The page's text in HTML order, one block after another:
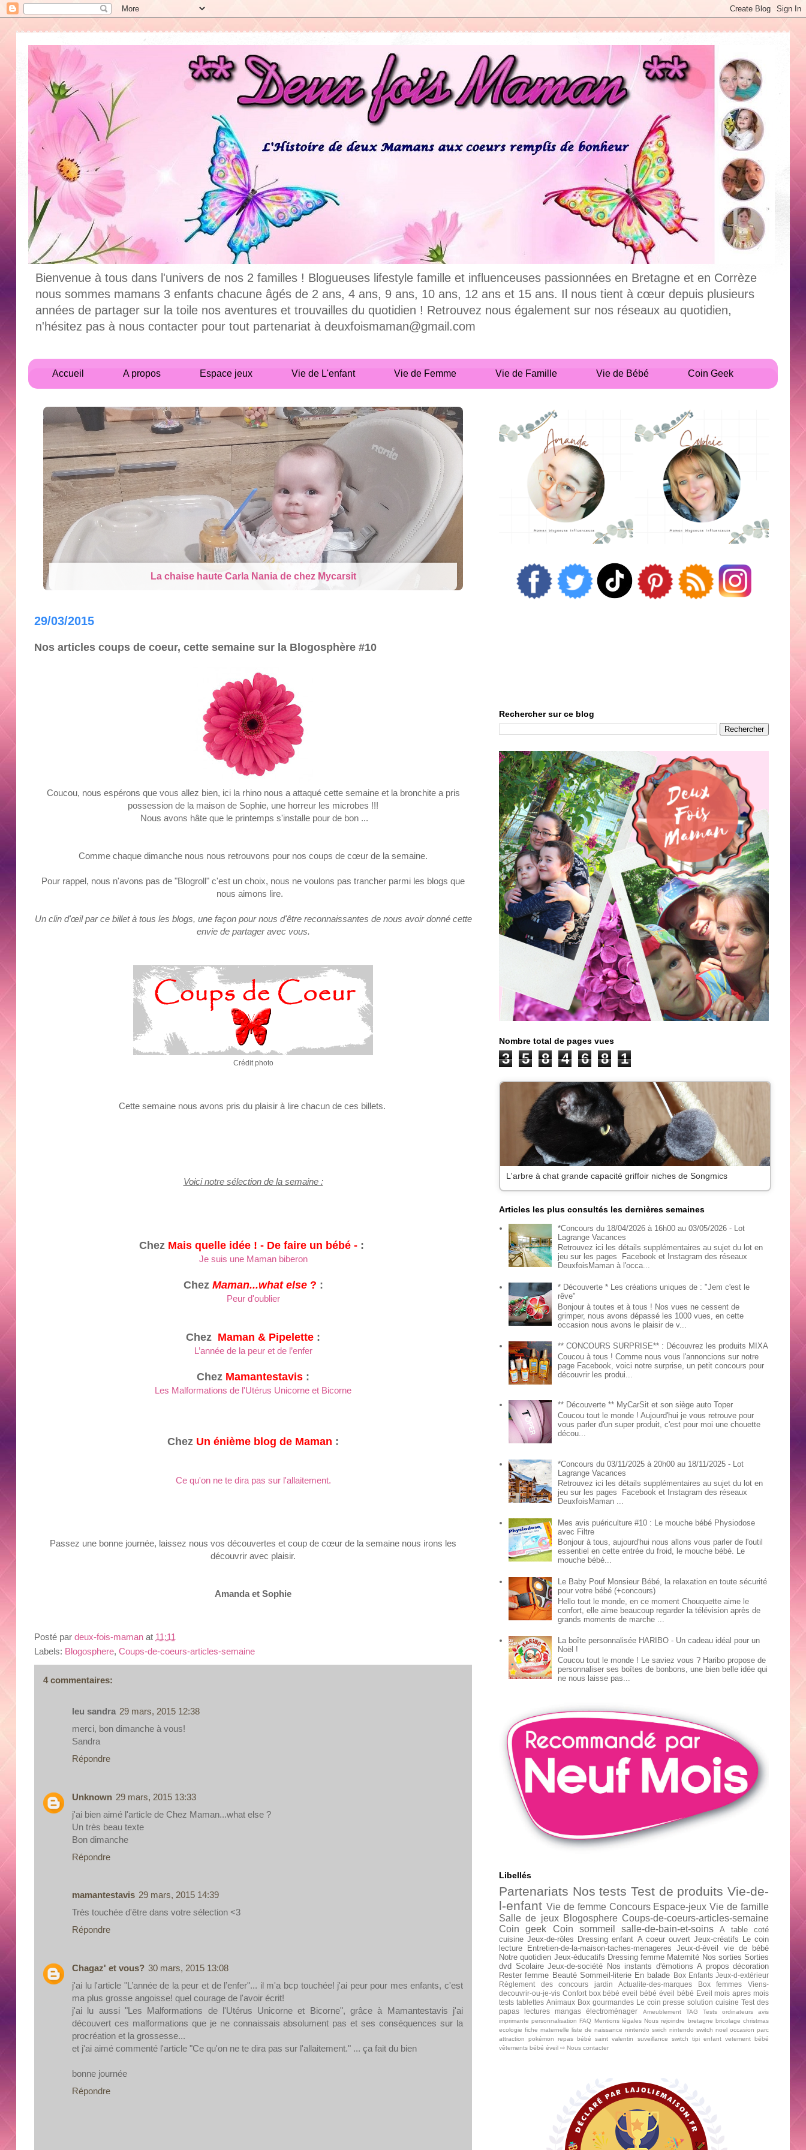
Bienvenue à tous dans l'univers de nos 2 familles ! Blogueuses lifestyle famille et influenceuses passionnées en Bretagne et en Corrèze
nous sommes mamans 3 enfants chacune âgés de 2 ans, 4 ans, 9 ans, 10 ans, 12 ans et 15 ans. Il nous tient à cœur depuis plusieurs
années de partager sur la toile nos aventures et trouvailles du quotidien ! Retrouvez nous également sur nos réseaux au quotidien,
n'hésitez pas à nous contacter pour tout partenariat à deuxfoismaman@gmail.com
Accueil A propos Espace jeux Vie de L'enfant Vie de Femme Vie de Famille Vie de Bébé Coin Geek
La chaise haute Carla Nania de chez Mycarsit
29/03/2015
Nos articles coups de coeur, cette semaine sur la Blogosphère #10
Coucou, nous espérons que vous allez bien, ici la rhino nous a attaqué cette semaine et la bronchite a pris
possession de la maison de Sophie, une horreur les microbes !!!
Nous avons hâte que le printemps s'installe pour de bon ...
Comme chaque dimanche nous nous retrouvons pour nos coups de cœur de la semaine.
Pour rappel, nous n'avons pas de "Blogroll" c'est un choix, nous ne voulons pas trancher parmi les blogs que
nous aimons lire.
Un clin d'œil par ce billet à tous les blogs, une façon pour nous d'être reconnaissantes de nous avoir donné cette
envie de partager avec vous.
Crédit photo
Cette semaine nous avons pris du plaisir à lire chacun de ces billets.
Voici notre sélection de la semaine :
Chez Mais quelle idée ! - De faire un bébé - :
Je suis une Maman biberon
Chez Maman...what else? :
Peur d'oublier
Chez Maman & Pipelette :
L’année de la peur et de l’enfer
Chez Mamantestavis :
Les Malformations de l'Utérus Unicorne et Bicorne
Chez Un énième blog de Maman :
Ce qu'on ne te dira pas sur l'allaitement.
Passez une bonne journée, laissez nous vos découvertes et coup de cœur de la semaine nous irons les
découvrir avec plaisir.
Amanda et Sophie
Posté par deux-fois-maman at 11:11
Labels: Blogosphere, Coups-de-coeurs-articles-semaine
4 commentaires:
leu sandra 29 mars, 2015 12:38
merci, bon dimanche à vous!
Sandra
Répondre
Unknown 29 mars, 2015 13:33
j'ai bien aimé l'article de Chez Maman...what else ?
Un très beau texte
Bon dimanche
Répondre
mamantestavis 29 mars, 2015 14:39
Très touchée d'être dans votre sélection <3
Répondre
Chagaz' et vous? 30 mars, 2015 13:08
j'ai lu l'article "L’année de la peur et de l’enfer"... il m'a bcp touchée! j'ai peur pour mes enfants, c'est
ma plus grosse angoisse! quel courage de l'avoir écrit!
j'ai lu aussi "Les Malformations de l'Utérus Unicorne et Bicorne", grâce à Mamantestavis j'ai
découvert ces malformations que je ne connaissais absolument pas et ses conséquences sur la
procréation et la grossesse...
et j'ai aimé commenté l'article "Ce qu'on ne te dira pas sur l'allaitement." ... ça fait du bien
bonne journée
Répondre
Rechercher sur ce blog
Nombre total de pages vues
3 5 8 4 6 8 1
L'arbre à chat grande capacité griffoir niches de Songmics
Articles les plus consultés les dernières semaines
*Concours du 18/04/2026 à 16h00 au 03/05/2026 - Lot
Lagrange Vacances
Retrouvez ici les détails supplémentaires au sujet du lot en
jeu sur les pages Facebook et Instagram des réseaux
DeuxfoisMaman à l'occa...
* Découverte * Les créations uniques de : "Jem c'est le
rêve"
Bonjour à toutes et à tous ! Nos vues ne cessent de
grimper, nous avons dépassé les 1000 vues, en cette
occasion nous avons le plaisir de v...
** CONCOURS SURPRISE** : Découvrez les produits MIXA
Coucou à tous ! Comme nous vous l'annoncions sur notre
page Facebook, voici notre surprise, un petit concours pour
découvrir les produi...
** Découverte ** MyCarSit et son siège auto Toper
Coucou tout le monde ! Aujourd'hui je vous retrouve pour
vous parler d'un super produit, c'est pour moi une chouette
décou...
*Concours du 03/11/2025 à 20h00 au 18/11/2025 - Lot
Lagrange Vacances
Retrouvez ici les détails supplémentaires au sujet du lot en
jeu sur les pages Facebook et Instagram des réseaux
DeuxfoisMaman ...
Mes avis puériculture #10 : Le mouche bébé Physiodose
avec Filtre
Bonjour à tous, aujourd'hui nous allons vous parler de l'outil
essentiel en cette entrée du froid, le mouche bébé. Le
mouche bébé...
Le Baby Pouf Monsieur Bébé, la relaxation en toute sécurité
pour votre bébé (+concours)
Hello tout le monde, en ce moment Chouquette aime le
confort, elle aime beaucoup regarder la télévision après de
grands moments de marche ...
La boîte personnalisée HARIBO - Un cadeau idéal pour un
Noël !
Coucou tout le monde ! Le saviez vous ? Haribo propose de
personnaliser ses boîtes de bonbons, une bien belle idée qui
ne nous laisse pas...
Libellés
Partenariats Nos tests Test de produits Vie-de-
l-enfant Vie de femme Concours Espace-jeux Vie de famille
Salle de jeux Blogosphere Coups-de-coeurs-articles-semaine
Coin geek
Coin sommeil salle-de-bain-et-soins A table
coté
cuisine Jeux-de-rôles Dressing enfant A coeur ouvert Jeux-créatifs Le coin
lecture
Entretien-de-la-maison-taches-menageres Jeux-d-éveil
vie de bébé
Notre quotidien Jeux-éducatifs Dressing femme Maternité Nos sorties Sorties
dvd Scolaire Jeux-de-société Nos instants d'émotions A propos décoration
Rester femme Beauté Sommeil-literie En balade Box Enfants Jeux-d-extérieur
Règlement des concours
jardin Actualite-des-marques Box femmes
Viens-
decouvrir-ou-je-vis Confort box bébé eveil bébé éveil bébé Eveil mois apres mois
tests tablettes Animaux Box gourmandes Le coin presse solution cuisine Test des
papas
lectures mangas électroménager Ameublement TAG Tests ordinateurs
avis
imprimante personnalisation FAQ Mentions légales Nous rejoindre bretagne bricolage christmas
ecologie fiche maternelle liste de naissance nintendo swich nintendo switch noel occasion parc
attraction
pokémon repas bébé saint valentin suveillance switch tipi enfant vetement bébé
vêtements bébé éveil ⇨ Nous contacter